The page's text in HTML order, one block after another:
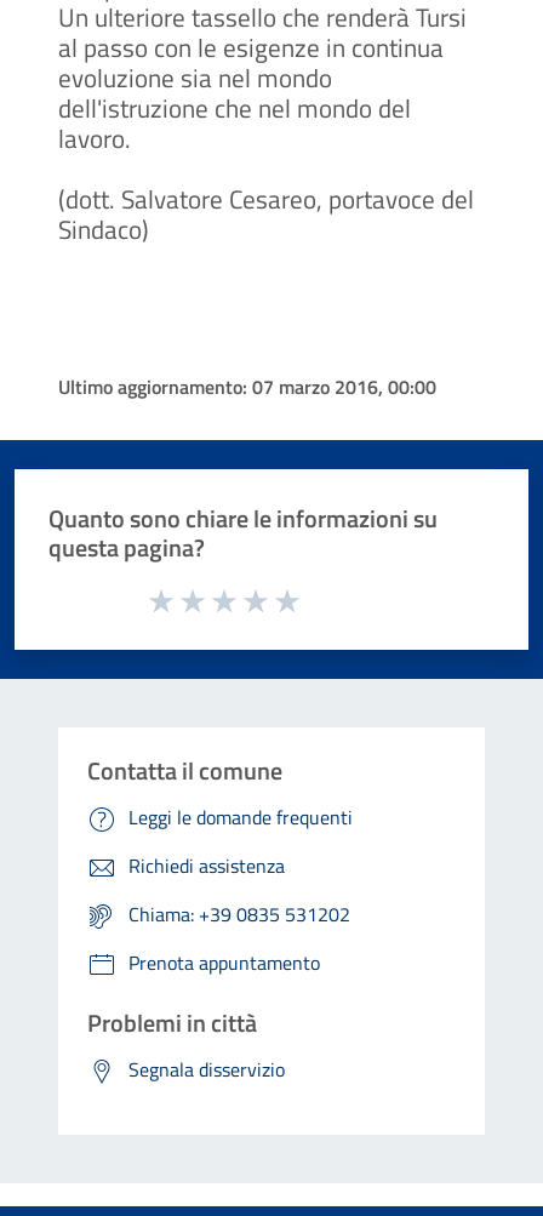
Un ulteriore tassello che renderà Tursi
al passo con le esigenze in continua
evoluzione sia nel mondo
dell'istruzione che nel mondo del
lavoro.
(dott. Salvatore Cesareo, portavoce del
Sindaco)
Ultimo aggiornamento: 07 marzo 2016, 00:00
Quanto sono chiare le informazioni su
questa pagina?
Valuta da 1 a 5 stelle la pagina
Contatta il comune
Leggi le domande frequenti
Richiedi assistenza
Chiama: +39 0835 531202
Prenota appuntamento
Problemi in città
Segnala disservizio